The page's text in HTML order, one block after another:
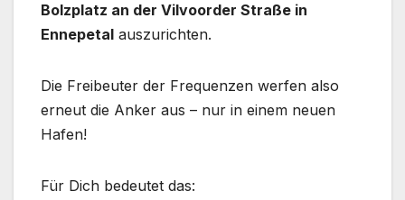
Bolzplatz an der Vilvoorder Straße in
Ennepetal auszurichten.
Die Freibeuter der Frequenzen werfen also
erneut die Anker aus – nur in einem neuen
Hafen!
Für Dich bedeutet das: